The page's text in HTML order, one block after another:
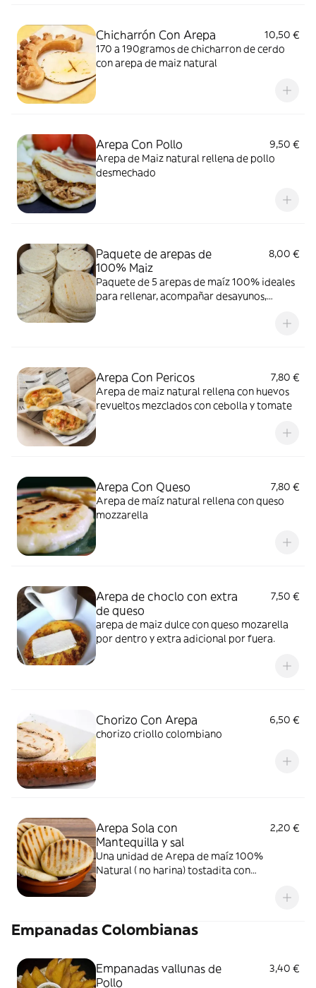
Chicharrón Con Arepa
10,50 €
170 a 190gramos de chicharron de cerdo
con arepa de maiz natural
Arepa Con Pollo
9,50 €
Arepa de Maiz natural rellena de pollo
desmechado
Paquete de arepas de
100% Maiz
8,00 €
Paquete de 5 arepas de maíz 100% ideales
para rellenar, acompañar desayunos,
Solo calentar en parrilla o sartén y comer al
Arepa Con Pericos
7,80 €
Arepa de maiz natural rellena con huevos
revueltos mezclados con cebolla y tomate
Arepa Con Queso
7,80 €
Arepa de maíz natural rellena con queso
mozzarella
Arepa de choclo con extra
de queso
7,50 €
arepa de maiz dulce con queso mozarella
por dentro y extra adicional por fuera.
Chorizo Con Arepa
6,50 €
chorizo criollo colombiano
Arepa Sola con
Mantequilla y sal
2,20 €
Una unidad de Arepa de maíz 100%
Natural ( no harina) tostadita con
Empanadas Colombianas
Empanadas vallunas de
Pollo
3,40 €